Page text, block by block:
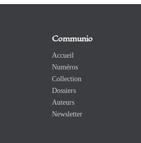
Communio
Accueil
Numéros
Collection
Dossiers
Auteurs
Newsletter